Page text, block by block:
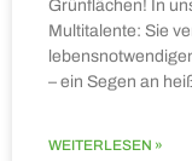
Grünflächen! In
Multitalente: Sie
– ein Segen an
WEITERLESEN »